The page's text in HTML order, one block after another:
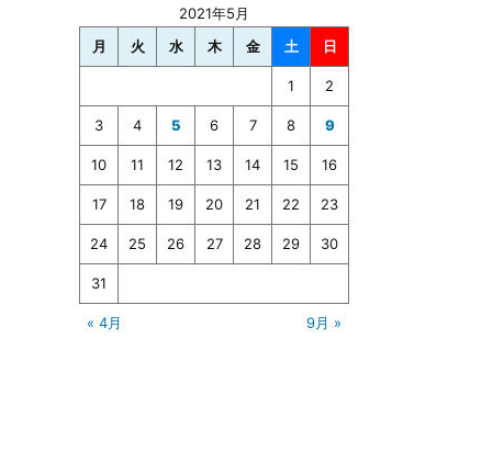
2021年5月
月
火 水 木 金 土 日
« 4月 9月 »
1 2
3 4 5 6 7 8 9
10 11 12 13 14 15 16
17 18 19 20 21 22 23
24 25 26 27 28 29 30
31